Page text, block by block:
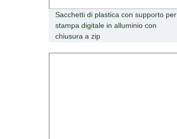
Sacchetti di plastica con supporto per
stampa digitale in alluminio con
chiusura a zip